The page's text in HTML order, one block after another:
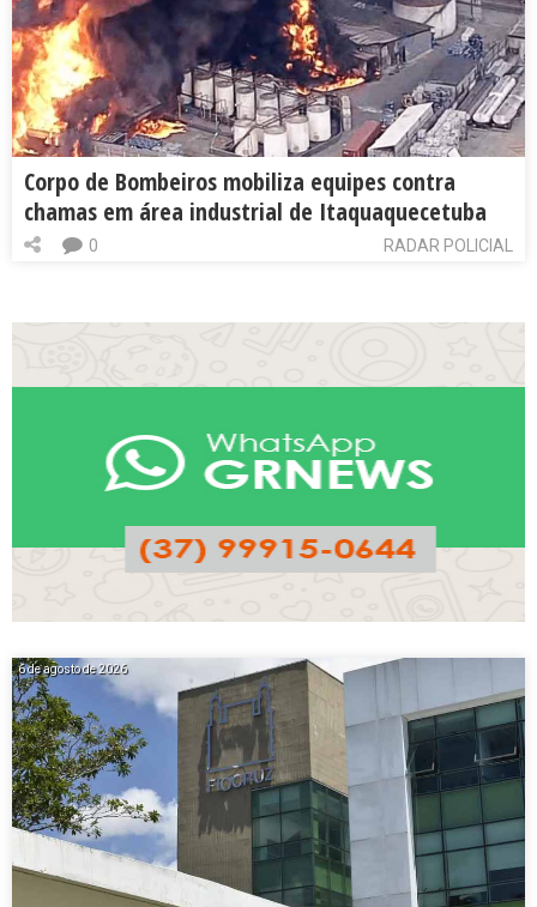
Corpo de Bombeiros mobiliza equipes contra
chamas em área industrial de Itaquaquecetuba
RADAR POLICIAL
0
6 de agosto de 2026